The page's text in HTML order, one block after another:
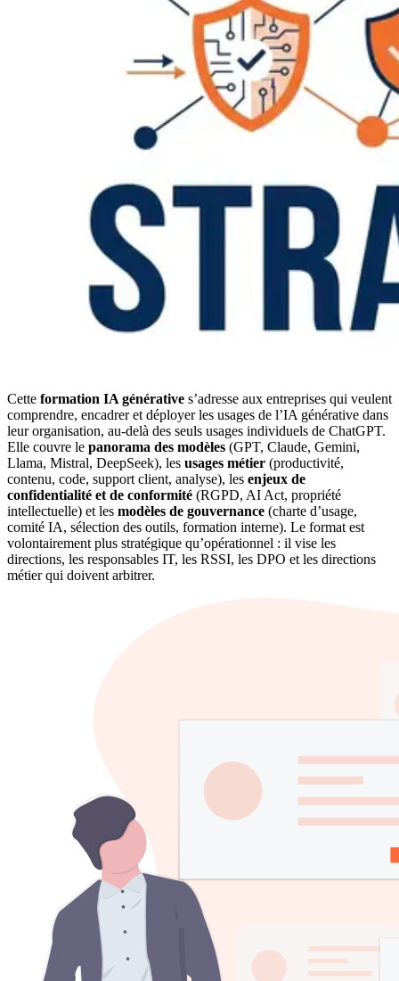
Cette formation IA générative s’adresse aux entreprises qui veulent
comprendre, encadrer et déployer les usages de l’IA générative dans
leur organisation, au-delà des seuls usages individuels de ChatGPT.
Elle couvre le panorama des modèles (GPT, Claude, Gemini,
Llama, Mistral, DeepSeek), les usages métier (productivité,
contenu, code, support client, analyse), les enjeux de
confidentialité et de conformité (RGPD, AI Act, propriété
intellectuelle) et les modèles de gouvernance (charte d’usage,
comité IA, sélection des outils, formation interne). Le format est
volontairement plus stratégique qu’opérationnel : il vise les
directions, les responsables IT, les RSSI, les DPO et les directions
métier qui doivent arbitrer.